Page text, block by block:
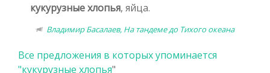
кукурузные хлопья, яйца.
Владимир Басалаев, На тандеме до Тихого океана
Все предложения в которых упоминается
"кукурузные хлопья"